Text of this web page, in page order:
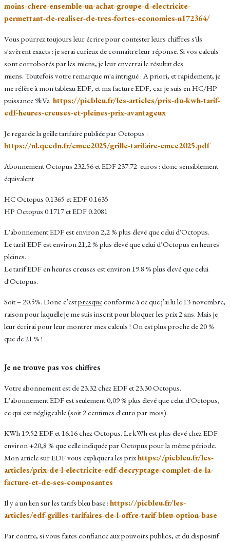
moins-chere-ensemble-un-achat-groupe-d-electricite-
permettant-de-realiser-de-tres-fortes-economies-n172364/
Vous pourrez toujours leur écrire pour contester leurs chiffres s'ils
s'avèrent exacts : je serai curieux de connaître leur réponse. Si vos calculs
sont corroborés par les miens, je leur enverrai le résultat des
miens. Toutefois votre remarque m'a intrigué : A priori, et rapidement, je
me réfère à mon tableau EDF, et ma facture EDF, car je suis en HC/HP
puissance 9kVa https://picbleu.fr/les-articles/prix-du-kwh-tarif-
edf-heures-creuses-et-pleines-prix-avantageux
Je regarde la grille tarifaire publiée par Octopus :
https://nl.qccdn.fr/emce2025/grille-tarifaire-emce2025.pdf
Abonnement Octopus 232.56 et EDF 237.72 euros : donc sensiblement
équivalent
HC Octopus 0.1365 et EDF 0.1635
HP Octopus 0.1717 et EDF 0.2081
L'abonnement EDF est environ 2,2 % plus élevé que celui d'Octopus.
Le tarif EDF est environ 21,2 % plus élevé que celui d’Octopus en heures
pleines.
Le tarif EDF en heures creuses est environ 19.8 % plus élevé que celui
d'Octopus.
Soit – 20.5%. Donc c’estpresqueconforme à ce que j’ai lu le 13 novembre,
raison pour laquelle je me suis inscrit pour bloquer les prix 2 ans. Mais je
leur écrirai pour leur montrer mes calculs ! On est plus proche de 20 %
que de 21 % !
Je ne trouve pas vos chiffres
Votre abonnement est de 23.32 chez EDF et 23.30 Octopus.
L'abonnement EDF est seulement 0,09 % plus élevé que celui d'Octopus,
ce qui est négligeable (soit 2 centimes d'euro par mois).
KWh 19.52 EDF et 16.16 chez Octopus. Le kWh est plus élevé chez EDF
environ +20,8 % que celle indiquée par Octopus pour la même période.
Mon article sur EDF vous expliquera les prixhttps://picbleu.fr/les-
articles/prix-de-l-electricite-edf-decryptage-complet-de-la-
facture-et-de-ses-composantes
Il y a un lien sur les tarifs bleu base : https://picbleu.fr/les-
articles/edf-grilles-tarifaires-de-l-offre-tarif-bleu-option-base
Par contre, si vous faites confiance aux pouvoirs publics, et du dispositif